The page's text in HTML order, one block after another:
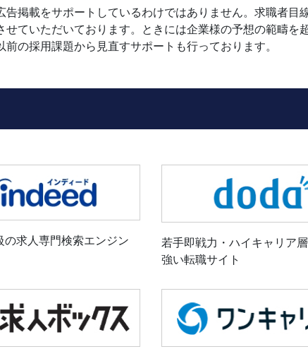
掲載をサポートしているわけではありません。求職者目
ていただいております。ときには企業様の予想の範疇を
の採用課題から見直すサポートも行っております。
の求人専門検索エンジン
若手即戦力・ハイキャリア
強い転職サイト